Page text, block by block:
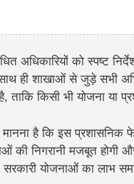
अधिकारियों को स्पष्ट
साथ ही शाखाओं से जुड़े सभी
ताकि किसी भी योजना या
मानना है कि इस
की निगरानी मजबूत
सरकारी योजनाओं का लाभ